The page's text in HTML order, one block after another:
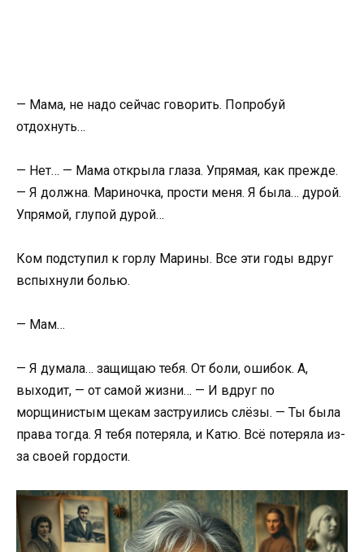
— Мама, не надо сейчас говорить. Попробуй
отдохнуть…
— Нет… — Мама открыла глаза. Упрямая, как прежде.
— Я должна. Мариночка, прости меня. Я была… дурой.
Упрямой, глупой дурой…
Ком подступил к горлу Марины. Все эти годы вдруг
вспыхнули болью.
— Мам…
— Я думала… защищаю тебя. От боли, ошибок. А,
выходит, — от самой жизни… — И вдруг по
морщинистым щекам заструились слёзы. — Ты была
права тогда. Я тебя потеряла, и Катю. Всё потеряла из-
за своей гордости.